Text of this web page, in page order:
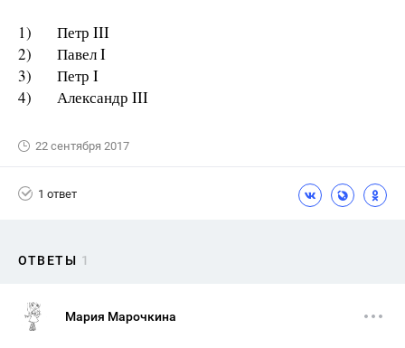
1) Петр III
2) Павел I
3) Петр I
4) Александр III
22 сентября 2017
1 ответ
ОТВЕТЫ 1
Мария Марочкина